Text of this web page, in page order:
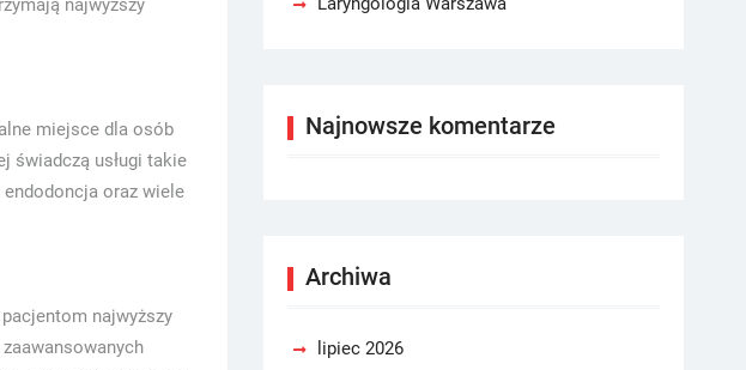
najwyższy
miejsce dla osób
świadczą usługi takie
oraz wiele
najwyższy
Najnowsze komentarze
Archiwa
lipiec 2026